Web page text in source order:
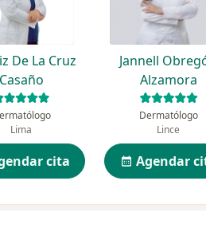
De La Cruz
Casaño
Lima
cita
Jannell
Alzamora
Dermatólogo
Lince
Agendar